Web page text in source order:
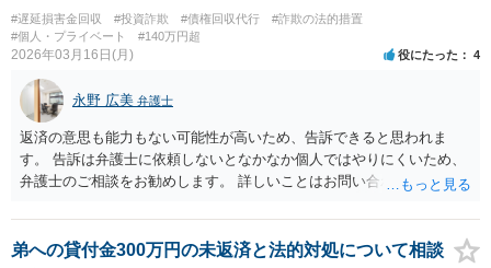
#遅延損害金回収 #投資詐欺 #債権回収代行
#詐欺の法的措置
#個人・プライベート
#140万円超
2026年03月16日(月) 役にたった 4
永野 広美 弁護士
返済の意思も能力もない可能性が高いため、告訴できると思われま
す。 告訴は弁護士に依頼しないとなかなか個人ではやりにくいため、
弁護士のご相談をお勧めします。 詳しいことはお問い合わせくださ
弟への貸付金300万円の未返済と法的対処について相談